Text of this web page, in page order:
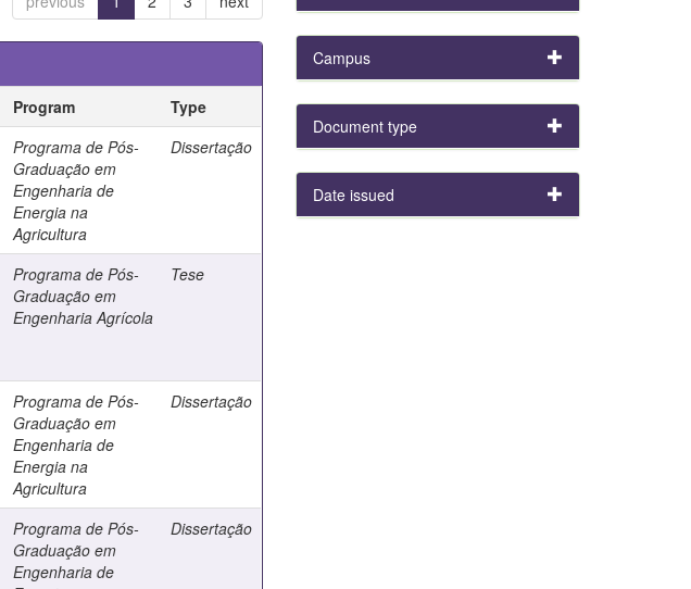
Program
Type
Programa de Pós-
Graduação em
Engenharia de
Energia na
Agricultura
Dissertação
Programa de Pós-
Graduação em
Engenharia Agrícola
Tese
Programa de Pós-
Graduação em
Engenharia de
Energia na
Agricultura
Dissertação
Programa de Pós-
Graduação em
Engenharia de
Dissertação
Campus
Document type
Date issued